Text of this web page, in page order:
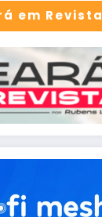
em Revista